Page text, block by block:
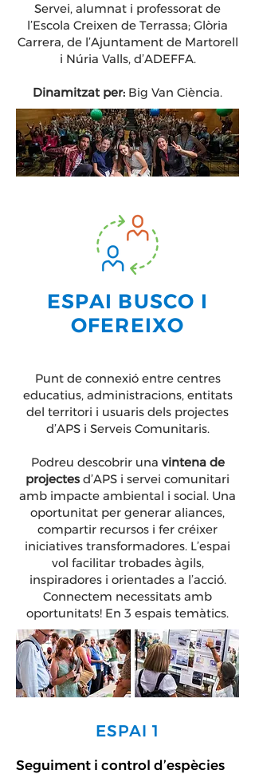
Servei, alumnat i professorat de
l’Escola Creixen de Terrassa; Glòria
Carrera, de l’Ajuntament de Martorell
i Núria Valls, d’ADEFFA.
Dinamitzat per: Big Van Ciència.
ESPAI BUSCO I
OFEREIXO
Punt de connexió entre centres
educatius, administracions, entitats
del territori i usuaris dels projectes
d’APS i Serveis Comunitaris.
Podreu descobrir una vintena de
projectes d’APS i servei comunitari
amb impacte ambiental i social. Una
oportunitat per generar aliances,
compartir recursos i fer créixer
iniciatives transformadores. L’espai
vol facilitar trobades àgils,
inspiradores i orientades a l’acció.
Connectem necessitats amb
oportunitats! En 3 espais temàtics.
ESPAI 1
Seguiment i control d’espècies